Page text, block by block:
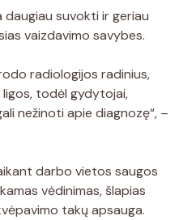
suvokti ir geriau
vaizdavimo savybes.
radiologijos radinius,
todėl gydytojai,
nežinoti apie diagnozę“, –
darbo vietos saugos
vėdinimas, šlapias
takų apsauga.